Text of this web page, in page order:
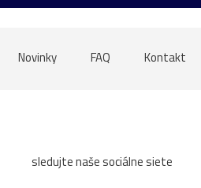
Novinky FAQ Kontakt
sledujte naše sociálne siete